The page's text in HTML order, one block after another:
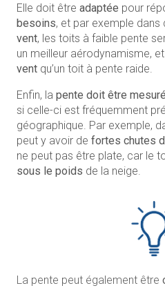
Elle doit être adaptée pour
besoins, et par exemple dans
vent, les toits à faible pente
un meilleur aérodynamisme,
vent qu’un toit à pente raide.
Enfin, la pente doit être
si celle-ci est fréquemment
géographique. Par exemple,
peut y avoir de fortes chutes
ne peut pas être plate, car le
sous le poids de la neige.
La pente peut également être